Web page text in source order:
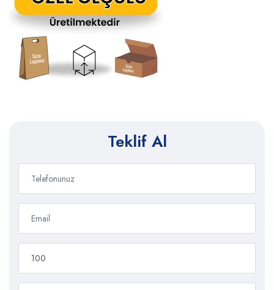
Teklif Al